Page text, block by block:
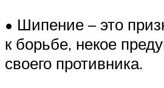
• Шипение – это
к борьбе, некое
своего противника.